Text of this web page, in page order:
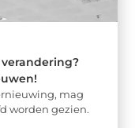
mag
worden gezien.